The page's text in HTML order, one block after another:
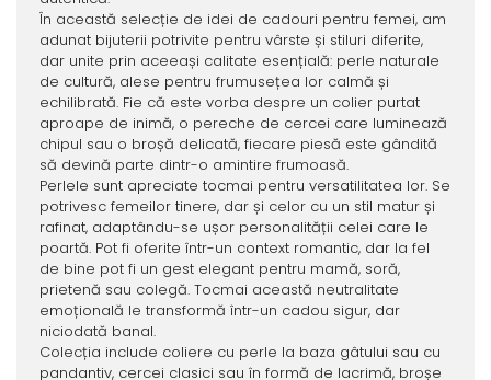
În această selecție de idei de cadouri pentru femei, am
adunat bijuterii potrivite pentru vârste și stiluri diferite,
dar unite prin aceeași calitate esențială: perle naturale
de cultură, alese pentru frumusețea lor calmă și
echilibrată. Fie că este vorba despre un colier purtat
aproape de inimă, o pereche de cercei care luminează
chipul sau o broșă delicată, fiecare piesă este gândită
să devină parte dintr-o amintire frumoasă.
Perlele sunt apreciate tocmai pentru versatilitatea lor. Se
potrivesc femeilor tinere, dar și celor cu un stil matur și
rafinat, adaptându-se ușor personalității celei care le
poartă. Pot fi oferite într-un context romantic, dar la fel
de bine pot fi un gest elegant pentru mamă, soră,
prietenă sau colegă. Tocmai această neutralitate
emoțională le transformă într-un cadou sigur, dar
niciodată banal.
Colecția include coliere cu perle la baza gâtului sau cu
pandantiv, cercei clasici sau în formă de lacrimă, broșe